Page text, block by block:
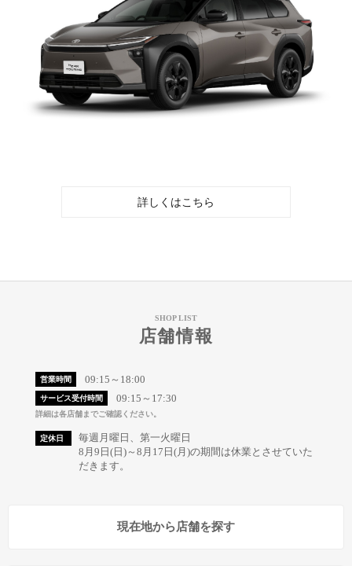
詳しくはこちら
SHOP LIST
店舗情報
営業時間 09:15～18:00
サービス受付時間 09:15～17:30
詳細は各店舗までご確認ください。
定休日
毎週月曜日、第一火曜日
8月9日(日)～8月17日(月)の期間は休業とさせていた
だきます。
現在地から店舗を探す